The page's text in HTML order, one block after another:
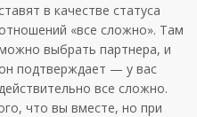
ставят в качестве статуса
отношений «все сложно». Там
выбрать партнера, и
он подтверждает — у вас
все сложно.
что вы вместе, но при